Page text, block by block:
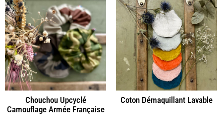
Chouchou Upcyclé
Camouflage Armée Française
Coton Démaquillant Lavable